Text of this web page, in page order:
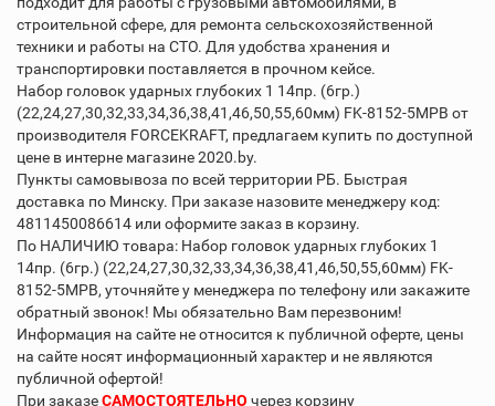
строительной сфере, для ремонта сельскохозяйственной
техники и работы на СТО. Для удобства хранения и
транспортировки поставляется в прочном кейсе.
Набор головок ударных глубоких 1 14пр. (6гр.)
(22,24,27,30,32,33,34,36,38,41,46,50,55,60мм) FK-8152-5MPB от
производителя FORCEKRAFT, предлагаем купить по доступной
цене в интерне магазине 2020.by.
Пункты самовывоза по всей территории РБ. Быстрая
доставка по Минску. При заказе назовите менеджеру код:
4811450086614 или оформите заказ в корзину.
По НАЛИЧИЮ товара: Набор головок ударных глубоких 1
14пр. (6гр.) (22,24,27,30,32,33,34,36,38,41,46,50,55,60мм) FK-
8152-5MPB, уточняйте у менеджера по телефону или закажите
обратный звонок! Мы обязательно Вам перезвоним!
Информация на сайте не относится к публичной оферте, цены
на сайте носят информационный характер и не являются
публичной офертой!
При заказеСАМОСТОЯТЕЛЬНО через корзину